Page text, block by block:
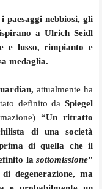
paesaggi nebbiosi, gli
a Ulrich Seidl
e lusso, rimpianto e
medaglia.
attualmente ha
definito daSpiegel
“Un ritratto
di una società
di quella che il
la sottomissione"
degenerazione, ma